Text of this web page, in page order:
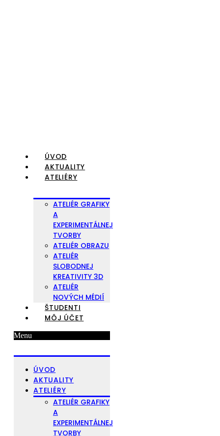
ÚVOD
AKTUALITY
ATELIÉRY
ATELIÉR GRAFIKY
A
EXPERIMENTÁLNEJ
TVORBY
ATELIÉR OBRAZU
ATELIÉR
SLOBODNEJ
KREATIVITY 3D
ATELIÉR
NOVÝCH MÉDIÍ
ŠTUDENTI
MÔJ ÚČET
Menu
ÚVOD
AKTUALITY
ATELIÉRY
ATELIÉR GRAFIKY
A
EXPERIMENTÁLNEJ
TVORBY